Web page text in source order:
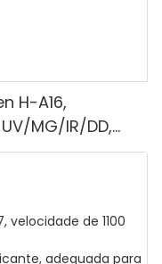
H-A16,
MG/IR/DD,
1100 euros por